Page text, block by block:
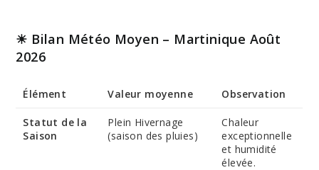
☀ Bilan Météo Moyen – Martinique Août
2026
Élément Valeur moyenne Observation
Statut de la
Saison
Plein Hivernage
(saison des pluies)
Chaleur
exceptionnelle
et humidité
élevée.